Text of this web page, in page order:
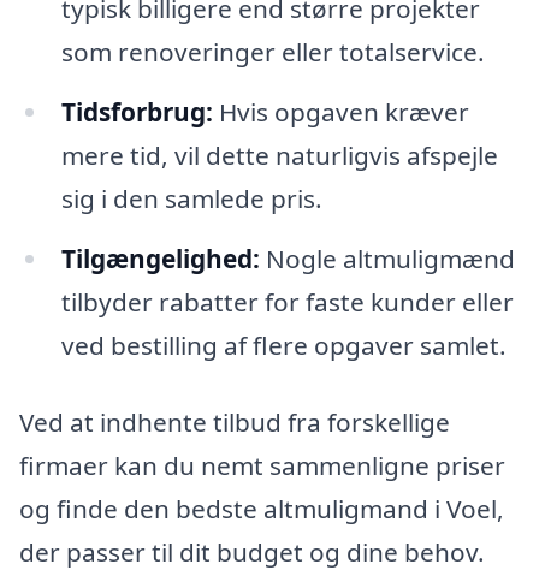
typisk billigere end større projekter
som renoveringer eller totalservice.
Tidsforbrug: Hvis opgaven kræver
mere tid, vil dette naturligvis afspejle
sig i den samlede pris.
Tilgængelighed: Nogle altmuligmænd
tilbyder rabatter for faste kunder eller
ved bestilling af flere opgaver samlet.
Ved at indhente tilbud fra forskellige
firmaer kan du nemt sammenligne priser
og finde den bedste altmuligmand i Voel,
der passer til dit budget og dine behov.